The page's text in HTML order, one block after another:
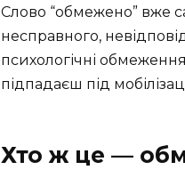
Слово “обмежено” вже
несправного,
психологічні
підпадаєш під
Хто ж це —